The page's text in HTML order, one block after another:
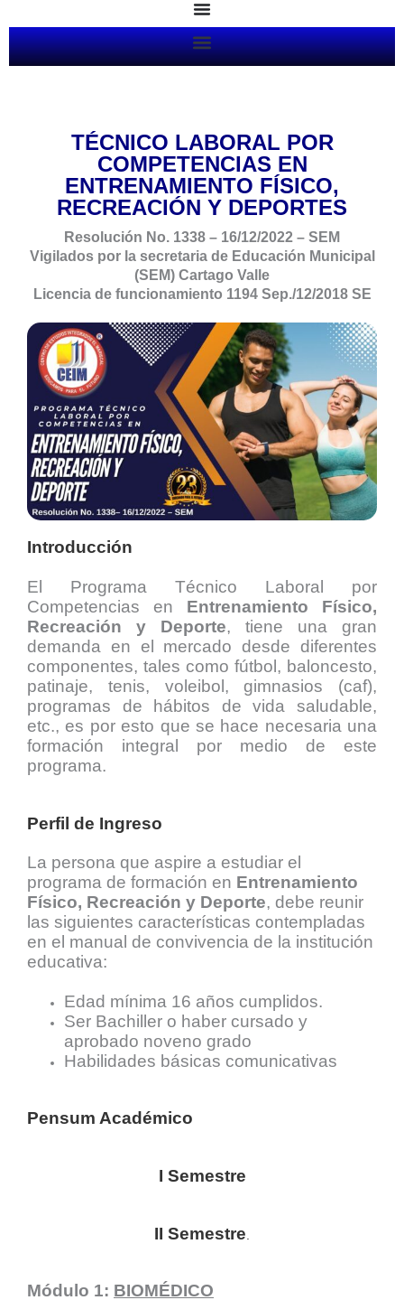
contenido
TÉCNICO LABORAL POR
COMPETENCIAS EN
ENTRENAMIENTO FÍSICO,
RECREACIÓN Y DEPORTES
Resolución No. 1338 – 16/12/2022 – SEM
Vigilados por la secretaria de Educación Municipal
(SEM) Cartago Valle
Licencia de funcionamiento 1194 Sep./12/2018 SE
Introducción
El Programa Técnico Laboral por
Competencias en Entrenamiento Físico,
Recreación y Deporte, tiene una gran
demanda en el mercado desde diferentes
componentes, tales como fútbol, baloncesto,
patinaje, tenis, voleibol, gimnasios (caf),
programas de hábitos de vida saludable,
etc., es por esto que se hace necesaria una
formación integral por medio de este
programa.
Perfil de Ingreso
La persona que aspire a estudiar el
programa de formación en Entrenamiento
Físico, Recreación y Deporte, debe reunir
las siguientes características contempladas
en el manual de convivencia de la institución
educativa:
Edad mínima 16 años cumplidos.
Ser Bachiller o haber cursado y
aprobado noveno grado
Habilidades básicas comunicativas
Pensum Académico
I Semestre
II Semestre
Módulo 1: BIOMÉDICO